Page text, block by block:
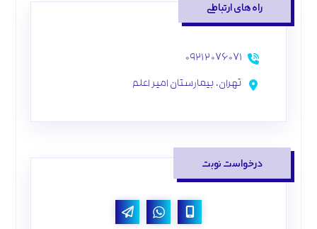
راه‌های ارتباطی
۰۹۲۱۲۰۷۶۰۷۱
تهران، بیمارستان امیر اعلم
درخواست نوبت